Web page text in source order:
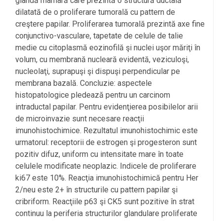
dilatată de o proliferare tumorală cu pattern de
creştere papilar. Proliferarea tumorală prezintă axe fine
conjunctivo-vasculare, tapetate de celule de talie
medie cu citoplasmă eozinofilă şi nuclei uşor măriţi în
volum, cu membrană nucleară evidentă, veziculoşi,
nucleolaţi, suprapuşi şi dispuşi perpendicular pe
membrana bazală. Concluzie: aspectele
histopatologice pledează pentru un carcinom
intraductal papilar. Pentru evidenţierea posibilelor arii
de microinvazie sunt necesare reacţii
imunohistochimice. Rezultatul imunohistochimic este
urmatorul: receptorii de estrogen şi progesteron sunt
pozitiv difuz, uniform cu intensitate mare în toate
celulele modificate neoplazic. Indicele de proliferare
ki67 este 10%. Reacţia imunohistochimică pentru Her
2/neu este 2+ în structurile cu pattern papilar şi
cribriform. Reacţiile p63 şi CK5 sunt pozitive în strat
continuu la periferia structurilor glandulare proliferate